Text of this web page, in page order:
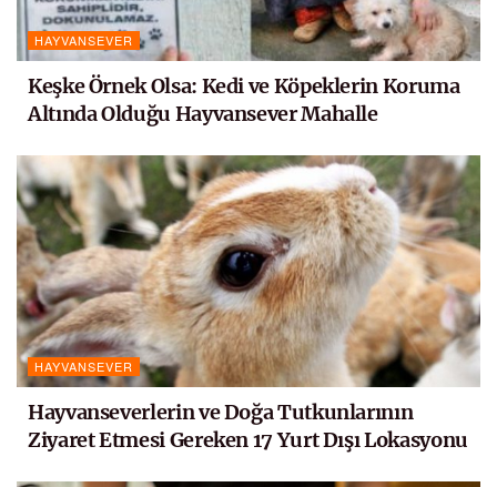
HAYVANSEVER
Keşke Örnek Olsa: Kedi ve Köpeklerin Koruma
Altında Olduğu Hayvansever Mahalle
HAYVANSEVER
Hayvanseverlerin ve Doğa Tutkunlarının
Ziyaret Etmesi Gereken 17 Yurt Dışı Lokasyonu